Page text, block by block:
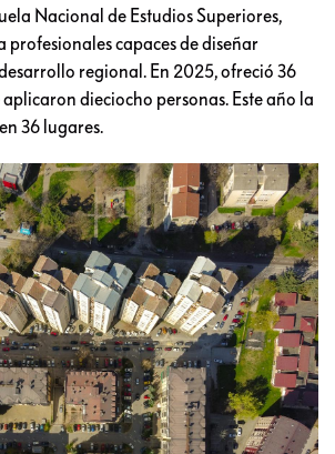
Nacional de Estudios Superiores,
profesionales capaces de diseñar
regional. En 2025, ofreció 36
dieciocho personas. Este año la
36 lugares.